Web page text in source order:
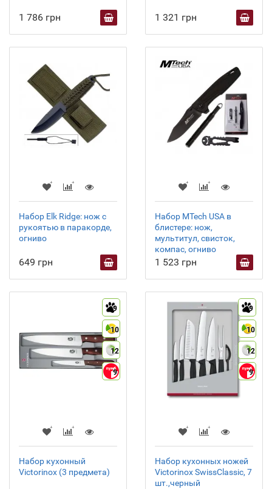
1 786 грн 1 321 грн
Набор Elk Ridge: нож с
рукоятью в паракорде,
огниво
649 грн
Набор MTech USA в
блистере: нож,
мультитул, свисток,
компас, огниво
1 523 грн
9
10
12
9
Набор кухонный
Victorinox (3 предмета)
9
10
12
9
Набор кухонных ножей
Victorinox SwissClassic, 7
шт.,черный